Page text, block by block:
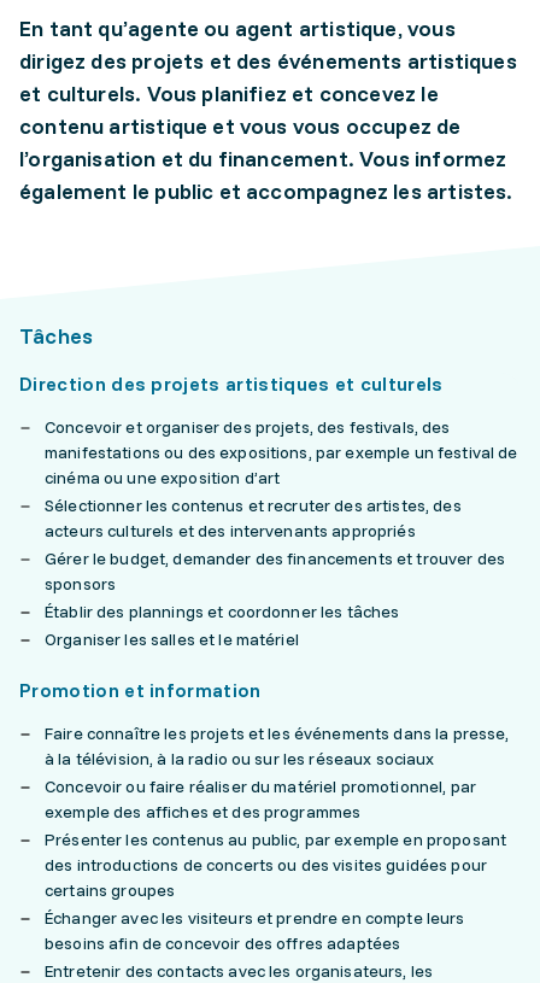
En tant qu’agente ou agent artistique, vous
dirigez des projets et des événements artistiques
et culturels. Vous planifiez et concevez le
contenu artistique et vous vous occupez de
l’organisation et du financement. Vous informez
également le public et accompagnez les artistes.
Tâches
Direction des projets artistiques et culturels
Concevoir et organiser des projets, des festivals, des
manifestations ou des expositions, par exemple un festival de
cinéma ou une exposition d’art
Sélectionner les contenus et recruter des artistes, des
acteurs culturels et des intervenants appropriés
Gérer le budget, demander des financements et trouver des
sponsors
Établir des plannings et coordonner les tâches
Organiser les salles et le matériel
Promotion et information
Faire connaître les projets et les événements dans la presse,
à la télévision, à la radio ou sur les réseaux sociaux
Concevoir ou faire réaliser du matériel promotionnel, par
exemple des affiches et des programmes
Présenter les contenus au public, par exemple en proposant
des introductions de concerts ou des visites guidées pour
certains groupes
Échanger avec les visiteurs et prendre en compte leurs
besoins afin de concevoir des offres adaptées
Entretenir des contacts avec les organisateurs, les